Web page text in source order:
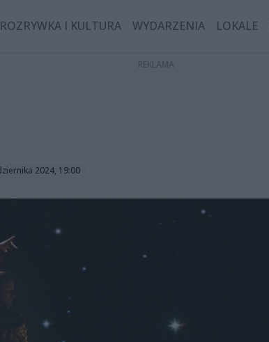
ROZRYWKA I KULTURA WYDARZENIA LOKALE
2024, 19:00